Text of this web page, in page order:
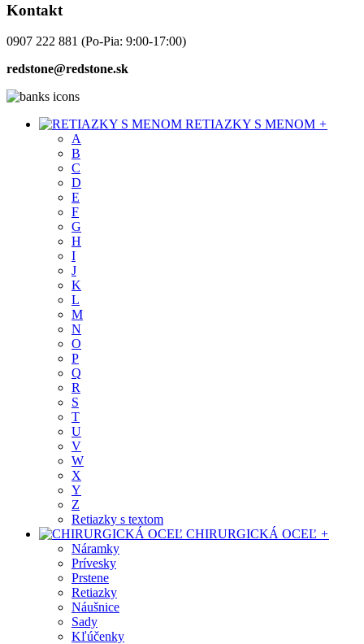
Kontakt
0907 222 881 (Po-Pia: 9:00-17:00)
redstone@redstone.sk
RETIAZKY S MENOM +
A
B
C
D
E
F
G
H
I
J
K
L
M
N
O
P
Q
R
S
T
U
V
W
X
Y
Z
Retiazky s textom
CHIRURGICKÁ OCEĽ +
Náramky
Prívesky
Prstene
Retiazky
Náušnice
Sady
Kľúčenky